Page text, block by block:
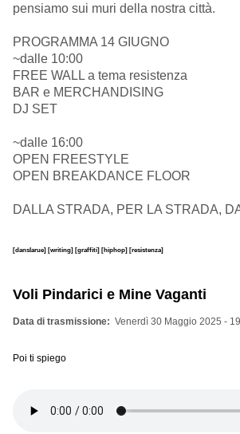
pensiamo sui muri della nostra città.
PROGRAMMA 14 GIUGNO
~dalle 10:00
FREE WALL a tema resistenza
BAR e MERCHANDISING
DJ SET
~dalle 16:00
OPEN FREESTYLE
OPEN BREAKDANCE FLOOR
DALLA STRADA, PER LA STRADA,
[danslarue] [writing] [graffiti] [hiphop] [resistenza]
Voli Pindarici e Mine Vaganti
Data di trasmissione Venerdì 30 Maggio 2025 -
Poi ti spiego